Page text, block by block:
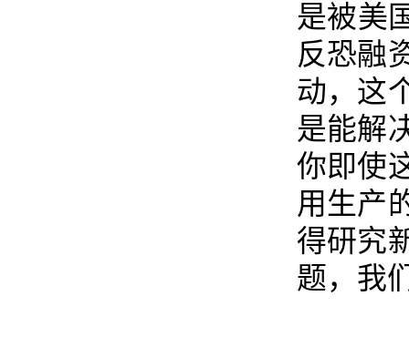
是被美
反恐融
动，这
是能解
你即使
用生产
得研究
题，我